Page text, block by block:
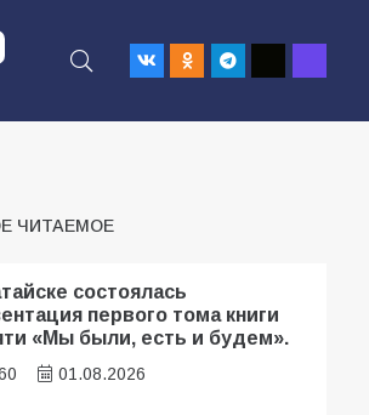
ЧИТАЕМОЕ
состоялась
первого тома книги
«Мы были, есть и будем».
01.08.2026